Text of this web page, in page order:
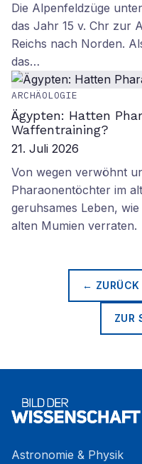
Die Alpenfeldzüge
das Jahr 15 v. Chr zur
Reichs nach Norden.
das…
ARCHÄOLOGIE
Ägypten: Hatten
Waffentraining?
21. Juli 2026
Von wegen verwöhnt
Pharaonentöchter im
geruhsames Leben,
alten Mumien verraten.
←
ZUR
Astronomie & Physik